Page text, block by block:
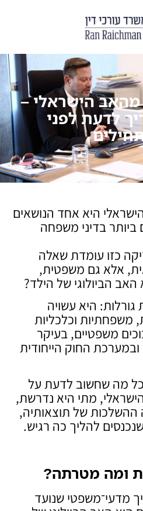
הישראלי –
לדעת לפני
היא אחד הנושאים
ביותר בדיני משפחה
כזו עומדת שאלה
אלא גם משפטית,
האב הביולוגי של הילד?
גורלות: היא עשויה
משפחתיות וכלכליות
משפטיים, בעיקר
החוק הייחודית
מה שחשוב לדעת על
מתי היא נדרשת,
של תוצאותיה,
להליך כה רגיש.
ומה מטרתה?
מדעי־משפטי שנועד